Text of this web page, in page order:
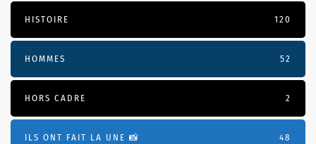
HISTOIRE 120
HOMMES 52
HORS CADRE 2
ILS ONT FAIT LA UNE 📸 48